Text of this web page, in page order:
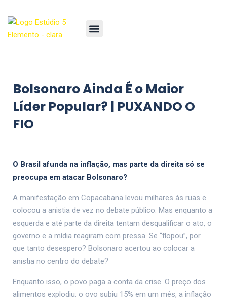
Bolsonaro Ainda É o Maior
Líder Popular? | PUXANDO O
FIO
O Brasil afunda na inflação, mas parte da direita só se
preocupa em atacar Bolsonaro?
A manifestação em Copacabana levou milhares às ruas e
colocou a anistia de vez no debate público. Mas enquanto a
esquerda e até parte da direita tentam desqualificar o ato, o
governo e a mídia reagiram com pressa. Se “flopou”, por
que tanto desespero? Bolsonaro acertou ao colocar a
anistia no centro do debate?
Enquanto isso, o povo paga a conta da crise. O preço dos
alimentos explodiu: o ovo subiu 15% em um mês, a inflação